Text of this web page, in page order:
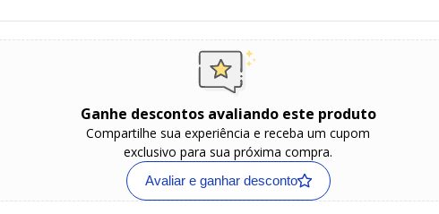
Ganhe descontos avaliando este produto
Compartilhe sua experiência e receba um cupom
exclusivo para sua próxima compra.
Avaliar e ganhar desconto